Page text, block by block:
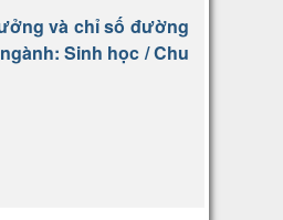
và chỉ số đường
Sinh học / Chu